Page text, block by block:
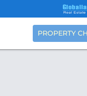
PROPERTY